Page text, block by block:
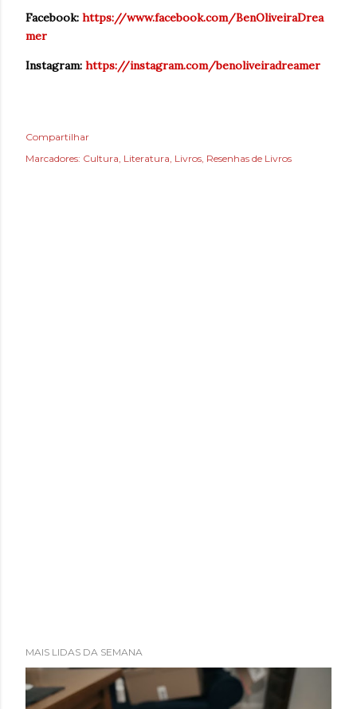
Facebook: https://www.facebook.com/BenOliveiraDrea
mer
Instagram: https://instagram.com/benoliveiradreamer
Compartilhar
Marcadores: Cultura Literatura Livros Resenhas de Livros
MAIS LIDAS DA SEMANA